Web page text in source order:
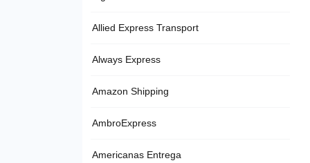
Allied Express Transport
Always Express
Amazon Shipping
AmbroExpress
Americanas Entrega